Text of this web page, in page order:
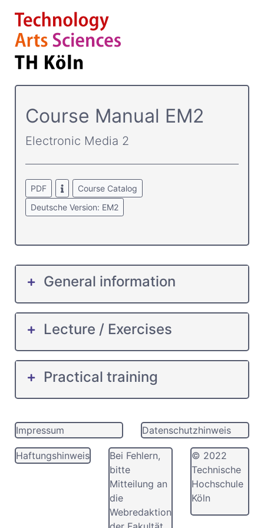
Course­ Manual EM2
Electronic Media 2
PDF
Course Catalog
Deutsche Version: EM2
General information
Lecture / Exercises
Practical training
Impressum Datenschutzhinweis
Haftungshinweis
Bei Fehlern,
bitte
Mitteilung an
die
Webredaktion
© 2022
Technische
Hochschule
Köln